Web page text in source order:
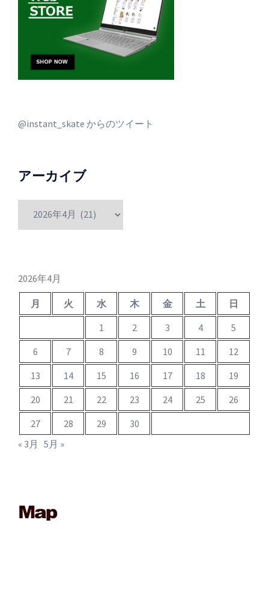
@instant_skate からのツイート
アーカイブ
2026年4月
月 火 水 木 金 土
日
1
2 3 4
5
6
7 8 9 10 11
12
13
14 15 16 17 18
19
20
21 22 23 24 25
26
27
28 29
30
« 3月 5月 »